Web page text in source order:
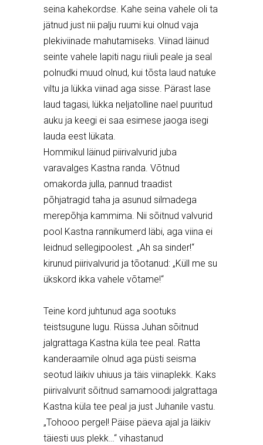
seina kahekordse. Kahe seina vahele oli ta
jätnud just nii palju ruumi kui olnud vaja
plekiviinade mahutamiseks. Viinad läinud
seinte vahele lapiti nagu riiuli peale ja seal
polnudki muud olnud, kui tõsta laud natuke
viltu ja lükka viinad aga sisse. Pärast lase
laud tagasi, lükka neljatolline nael puuritud
auku ja keegi ei saa esimese jaoga isegi
lauda eest lükata.
Hommikul läinud piirivalvurid juba
varavalges Kastna randa. Võtnud
omakorda julla, pannud traadist
põhjatragid taha ja asunud silmadega
merepõhja kammima. Nii sõitnud valvurid
pool Kastna rannikumerd läbi, aga viina ei
leidnud sellegipoolest. „Ah sa sinder!“
kirunud piirivalvurid ja tõotanud: „Küll me su
ükskord ikka vahele võtame!“
Teine kord juhtunud aga sootuks
teistsugune lugu. Rüssa Juhan sõitnud
jalgrattaga Kastna küla tee peal. Ratta
kanderaamile olnud aga püsti seisma
seotud läikiv uhiuus ja täis viinaplekk. Kaks
piirivalvurit sõitnud samamoodi jalgrattaga
Kastna küla tee peal ja just Juhanile vastu.
„Tohooo pergel! Päise päeva ajal ja läikiv
täiesti uus plekk…“ vihastanud